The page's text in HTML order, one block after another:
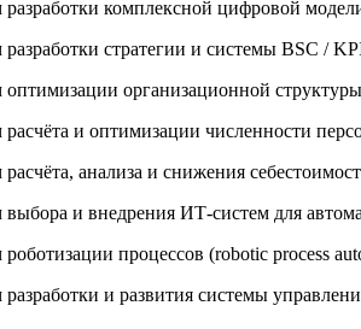
комплексной цифровой
стратегии и системы BSC /
организационной
и оптимизации численности
анализа и снижения
и внедрения ИТ-систем для
процессов (robotic process
и развития системы